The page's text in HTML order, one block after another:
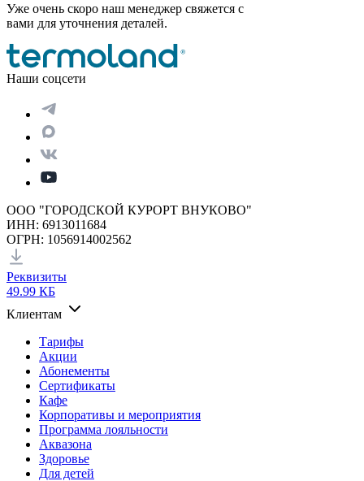
Уже очень скоро наш менеджер свяжется с
вами для уточнения деталей.
Наши соцсети
ООО "ГОРОДСКОЙ КУРОРТ ВНУКОВО"
ИНН: 6913011684
ОГРН: 1056914002562
Реквизиты
49.99 КБ
Клиентам
Тарифы
Акции
Абонементы
Сертификаты
Кафе
Корпоративы и мероприятия
Программа лояльности
Аквазона
Здоровье
Для детей